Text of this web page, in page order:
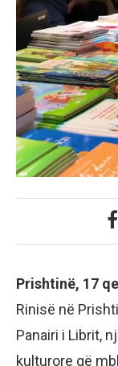
Prishtinë, 17
Rinisë në
Panairi i Librit,
kulturore që